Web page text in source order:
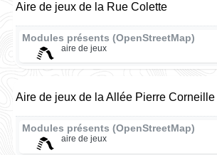
Aire de jeux de la Rue Colette
Modules présents (OpenStreetMap)
aire de jeux
Aire de jeux de la Allée Pierre Corneille
Modules présents (OpenStreetMap)
aire de jeux